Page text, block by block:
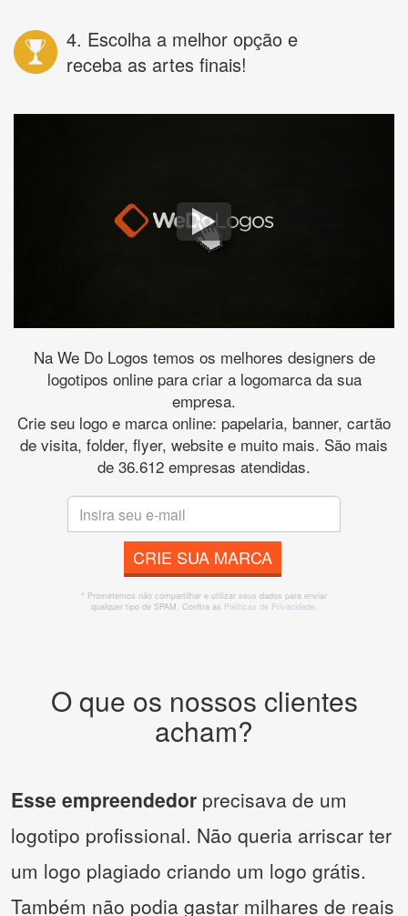
4. Escolha a melhor opção e
receba as artes finais!
Na We Do Logos temos os melhores designers de
logotipos online para criar a logomarca da sua
empresa.
Crie seu logo e marca online: papelaria, banner, cartão
de visita, folder, flyer, website e muito mais. São mais
de 36.612 empresas atendidas.
CRIE SUA MARCA
* Prometemos não compartilhar e utilizar seus dados para enviar
qualquer tipo de SPAM. Confira as Políticas de Privacidade.
O que os nossos clientes
acham?
Esse empreendedor precisava de um
logotipo profissional. Não queria arriscar ter
um logo plagiado criando um logo grátis.
Também não podia gastar milhares de reais